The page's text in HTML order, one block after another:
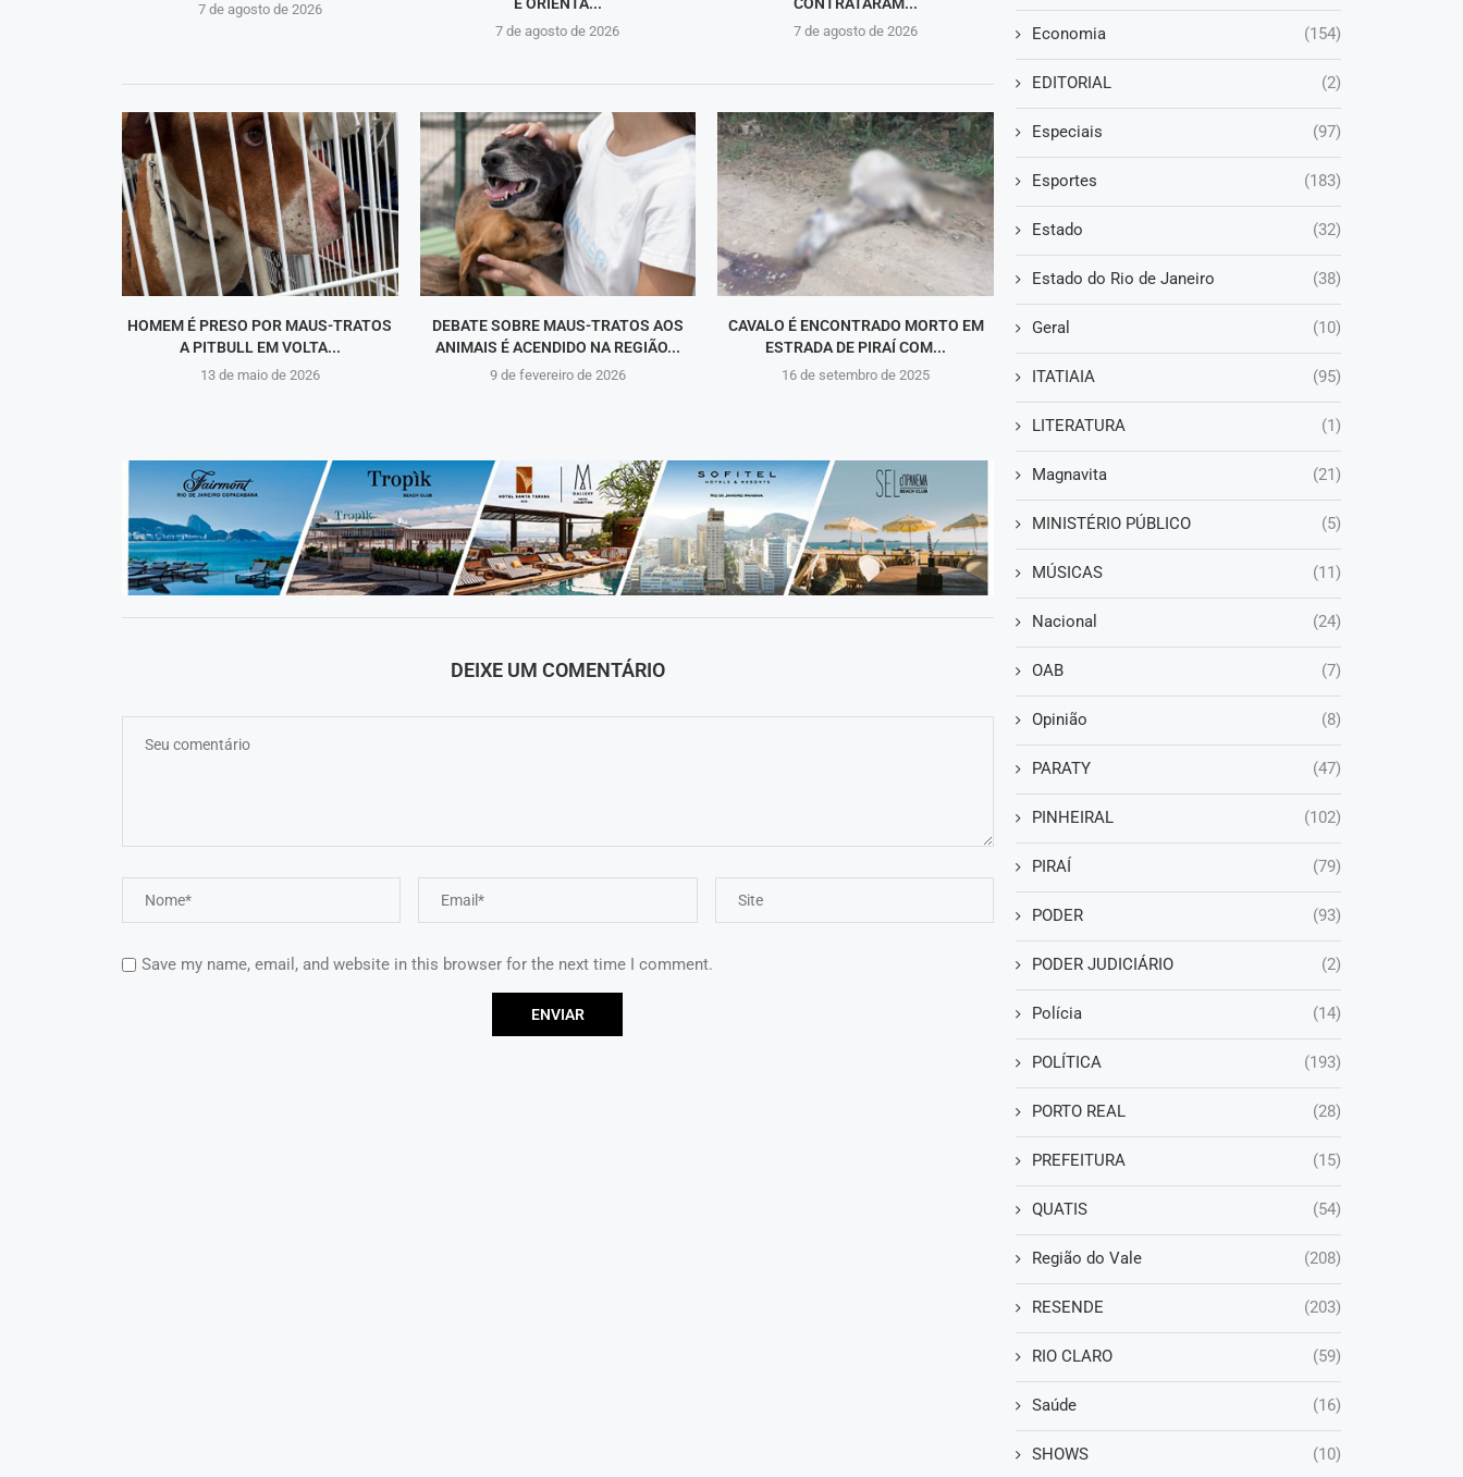
7 de agosto de 2026
7 de agosto de 2026 7 de agosto de 2026
HOMEM É PRESO POR MAUS-TRATOS
A PITBULL EM VOLTA...
13 de maio de 2026
DEBATE SOBRE MAUS-TRATOS AOS
ANIMAIS É ACENDIDO NA REGIÃO...
9 de fevereiro de 2026
CAVALO É ENCONTRADO MORTO EM
ESTRADA DE PIRAÍ COM...
16 de setembro de 2025
DEIXE UM COMENTÁRIO
Save my name, email, and website in this browser for the next time I comment.
Economia (154)
EDITORIAL (2)
Especiais (97)
Esportes (183)
Estado (32)
Estado do Rio de Janeiro (38)
Geral (10)
ITATIAIA (95)
LITERATURA (1)
Magnavita (21)
MINISTÉRIO PÚBLICO (5)
MÚSICAS (11)
Nacional (24)
OAB (7)
Opinião (8)
PARATY (47)
PINHEIRAL (102)
PIRAÍ (79)
PODER (93)
PODER JUDICIÁRIO (2)
Polícia (14)
POLÍTICA (193)
PORTO REAL (28)
PREFEITURA (15)
QUATIS (54)
Região do Vale (208)
RESENDE (203)
RIO CLARO (59)
Saúde (16)
SHOWS (10)